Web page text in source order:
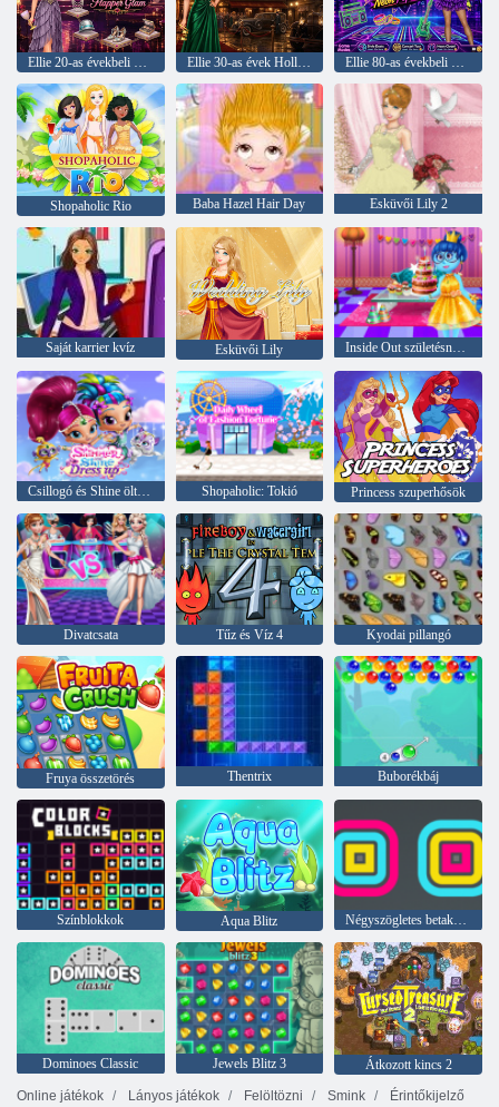
Ellie 20-as évekbeli Flapper Glamje Ellie 30-as évek Hollywoodi évjárata Ellie 80-as évekbeli neonpopsztárja
Shopaholic Rio Baba Hazel Hair Day Esküvői Lily 2
Saját karrier kvíz Esküvői Lily Inside Out születésnapi parti
Csillogó és Shine öltöztetős Shopaholic: Tokió Princess szuperhősök
Divatcsata Tűz és Víz 4 Kyodai pillangó
Fruya összetörés Thentrix Buborékbáj
Színblokkok Aqua Blitz Négyszögletes betakarító
Dominoes Classic Jewels Blitz 3
Átkozott kincs 2
Online játékok
Lányos játékok Felöltözni Smink
Érintőkijelző